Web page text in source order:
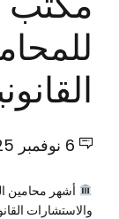
6 نوفمبر 2025
أشهر محامين
والاستشارات